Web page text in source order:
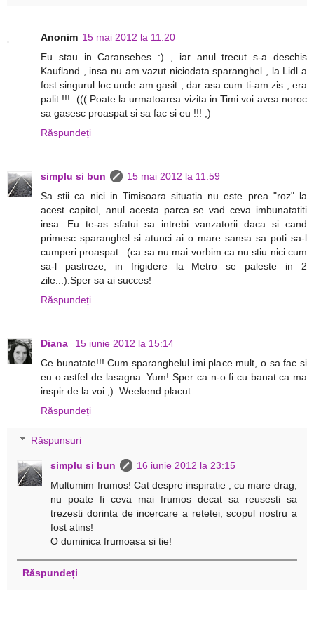
Anonim 15 mai 2012 la 11:20
Eu stau in Caransebes :) , iar anul trecut s-a deschis
Kaufland , insa nu am vazut niciodata sparanghel , la Lidl a
fost singurul loc unde am gasit , dar asa cum ti-am zis , era
palit !!! :((( Poate la urmatoarea vizita in Timi voi avea noroc
sa gasesc proaspat si sa fac si eu !!! ;)
Răspundeți
simplu si bun
15 mai 2012 la 11:59
Sa stii ca nici in Timisoara situatia nu este prea "roz" la
acest capitol, anul acesta parca se vad ceva imbunatatiti
insa...Eu te-as sfatui sa intrebi vanzatorii daca si cand
primesc sparanghel si atunci ai o mare sansa sa poti sa-l
cumperi proaspat...(ca sa nu mai vorbim ca nu stiu nici cum
sa-l pastreze, in frigidere la Metro se paleste in 2
zile...).Sper sa ai succes!
Răspundeți
Diana
15 iunie 2012 la 15:14
Ce bunatate!!! Cum sparanghelul imi place mult, o sa fac si
eu o astfel de lasagna. Yum! Sper ca n-o fi cu banat ca ma
inspir de la voi ;). Weekend placut
Răspundeți
Răspunsuri
simplu si bun
16 iunie 2012 la 23:15
Multumim frumos! Cat despre inspiratie , cu mare drag,
nu poate fi ceva mai frumos decat sa reusesti sa
trezesti dorinta de incercare a retetei, scopul nostru a
fost atins!
O duminica frumoasa si tie!
Răspundeți